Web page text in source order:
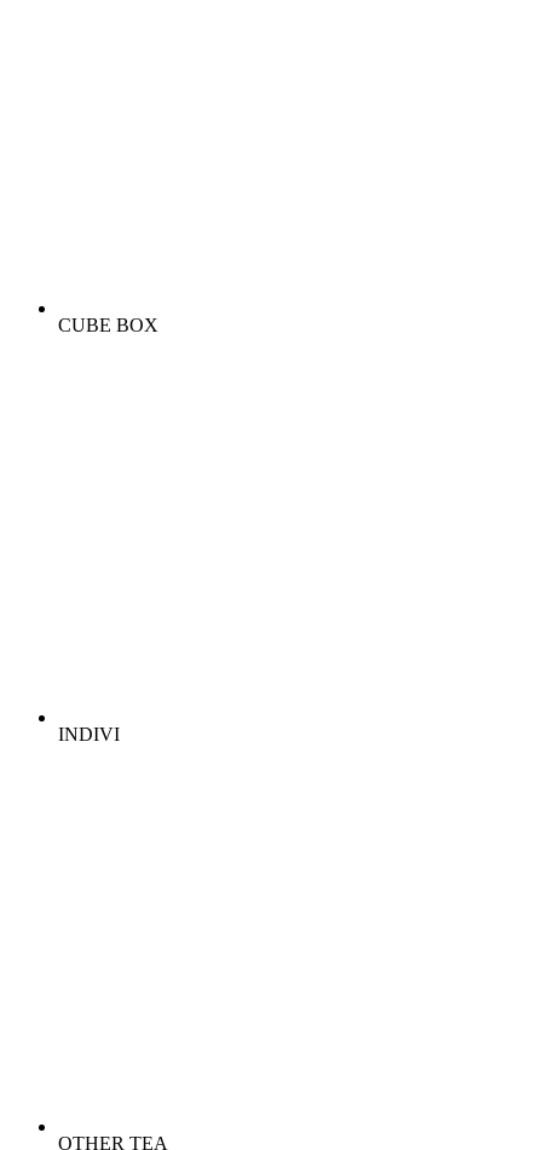
CUBE BOX
INDIVI
OTHER TEA